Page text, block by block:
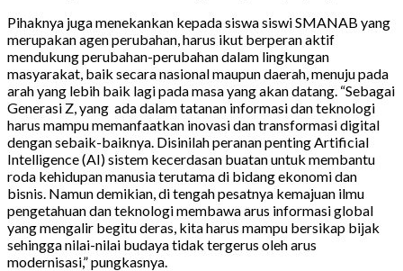
Pihaknya juga menekankan kepada siswa siswi SMANAB yang
merupakan agen perubahan, harus ikut berperan aktif
mendukung perubahan-perubahan dalam lingkungan
masyarakat, baik secara nasional maupun daerah, menuju pada
arah yang lebih baik lagi pada masa yang akan datang. “Sebagai
Generasi Z, yang ada dalam tatanan informasi dan teknologi
harus mampu memanfaatkan inovasi dan transformasi digital
dengan sebaik-baiknya. Disinilah peranan penting Artificial
Intelligence (AI) sistem kecerdasan buatan untuk membantu
roda kehidupan manusia terutama di bidang ekonomi dan
bisnis. Namun demikian, di tengah pesatnya kemajuan ilmu
pengetahuan dan teknologi membawa arus informasi global
yang mengalir begitu deras, kita harus mampu bersikap bijak
sehingga nilai-nilai budaya tidak tergerus oleh arus
modernisasi,” pungkasnya.